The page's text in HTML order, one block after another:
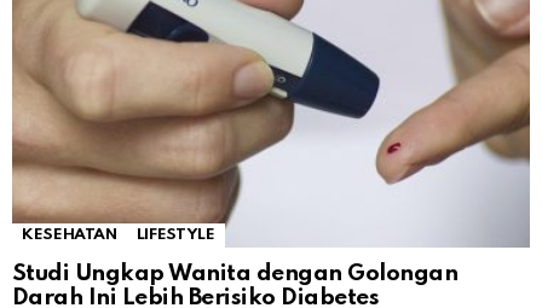
KESEHATAN LIFESTYLE
Studi Ungkap Wanita dengan Golongan
Darah Ini Lebih Berisiko Diabetes